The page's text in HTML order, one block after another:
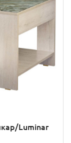
Luminar